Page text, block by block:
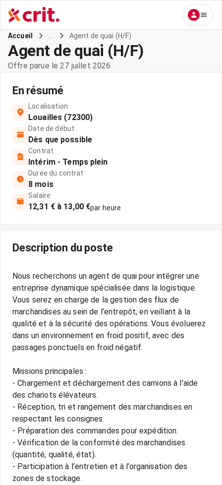
Accueil Agent de quai (H/F)
Agent de quai (H/F)
Offre parue le 27 juillet 2026
En résumé
Localisation
Louailles (72300)
Date de début
Dès que possible
Contrat
Intérim - Temps plein
Durée du contrat
8 mois
Salaire
12,31 € à 13,00 €par heure
Description du poste
Nous recherchons un agent de quai pour intégrer une
entreprise dynamique spécialisée dans la logistique.
Vous serez en charge de la gestion des flux de
marchandises au sein de l’entrepôt, en veillant à la
qualité et à la sécurité des opérations. Vous évoluerez
dans un environnement en froid positif, avec des
passages ponctuels en froid négatif.
Missions principales :
- Chargement et déchargement des camions à l’aide
des chariots élévateurs.
- Réception, tri et rangement des marchandises en
respectant les consignes.
- Préparation des commandes pour expédition.
- Vérification de la conformité des marchandises
(quantité, qualité, état).
- Participation à l’entretien et à l’organisation des
zones de stockage.